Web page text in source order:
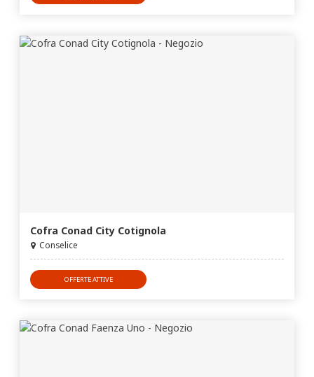
Cofra Conad City Cotignola
Conselice
OFFERTE ATTIVE